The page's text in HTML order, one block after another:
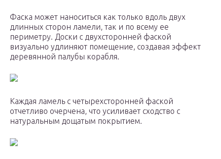
Фаска может наноситься как только вдоль двух
длинных сторон ламели, так и по всему ее
периметру. Доски с двухсторонней фаской
визуально удлиняют помещение, создавая эффект
деревянной палубы корабля.
Каждая ламель с четырехсторонней фаской
отчетливо очерчена, что усиливает сходство с
натуральным дощатым покрытием.